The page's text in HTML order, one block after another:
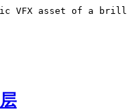
VFX asset of a